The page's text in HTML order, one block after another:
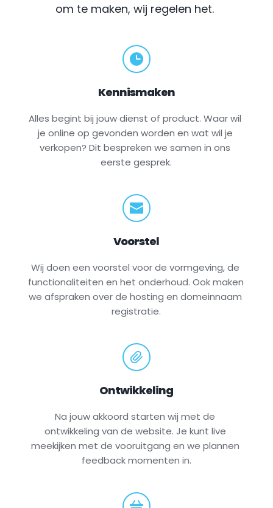
om te maken, wij regelen het.
Kennismaken
Alles begint bij jouw dienst of product. Waar wil
je online op gevonden worden en wat wil je
verkopen? Dit bespreken we samen in ons
eerste gesprek.
Voorstel
Wij doen een voorstel voor de vormgeving, de
functionaliteiten en het onderhoud. Ook maken
we afspraken over de hosting en domeinnaam
registratie.
Ontwikkeling
Na jouw akkoord starten wij met de
ontwikkeling van de website. Je kunt live
meekijken met de vooruitgang en we plannen
feedback momenten in.